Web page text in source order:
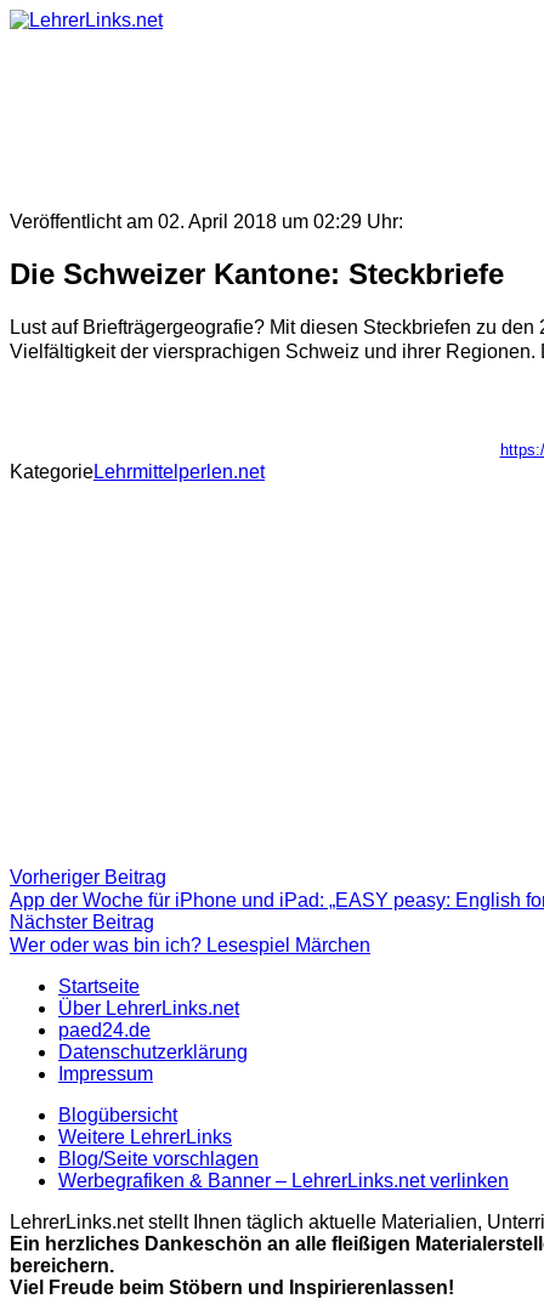
Skip
Veröffentlicht am 02. April 2018 um 02:29 Uhr:
Die Schweizer Kantone: Steckbriefe
Lust auf Briefträgergeografie? Mit diesen Steckbriefen zu
Vielfältigkeit der viersprachigen Schweiz und ihrer
KategorieLehrmittelperlen.net
Beitragsnavigation
Vorheriger Beitrag
Beitrag:
App der Woche für iPhone und iPad: „EASY peasy: English
Nächster Beitrag
Beitrag
Wer oder was bin ich? Lesespiel Märchen
Startseite
Über LehrerLinks.net
paed24.de
Datenschutzerklärung
Impressum
Blogübersicht
Weitere LehrerLinks
Blog/Seite vorschlagen
Werbegrafiken & Banner – LehrerLinks.net verlinken
LehrerLinks.net stellt Ihnen täglich aktuelle Materialien,
Ein herzliches Dankeschön an alle fleißigen
bereichern.
Viel Freude beim Stöbern und Inspirierenlassen!